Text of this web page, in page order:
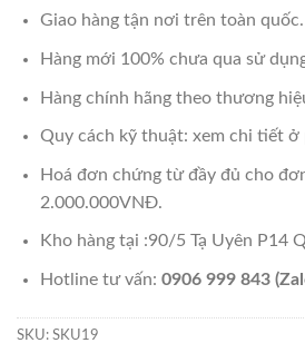
Giao hàng tận nơi trên toàn quốc.
Hàng mới 100% chưa qua sử
Hàng chính hãng theo thương
Quy cách kỹ thuật: xem chi tiết ở
Hoá đơn chứng từ đầy đủ cho
2.000.000VNĐ.
Kho hàng tại :90/5 Tạ Uyên P14
Hotline tư vấn: 0906 999 843
SKU: SKU19